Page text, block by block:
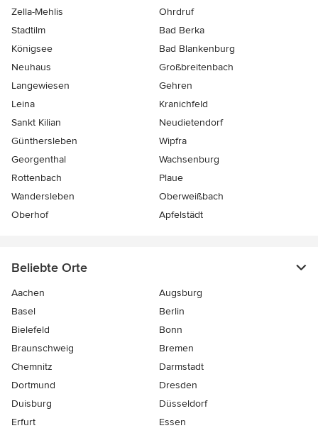
Zella-Mehlis
Ohrdruf
Stadtilm
Bad Berka
Königsee
Bad Blankenburg
Neuhaus
Großbreitenbach
Langewiesen
Gehren
Leina
Kranichfeld
Sankt Kilian
Neudietendorf
Günthersleben
Wipfra
Georgenthal
Wachsenburg
Rottenbach
Plaue
Wandersleben
Oberweißbach
Oberhof
Apfelstädt
Beliebte Orte
Aachen
Augsburg
Basel
Berlin
Bielefeld
Bonn
Braunschweig
Bremen
Chemnitz
Darmstadt
Dortmund
Dresden
Duisburg
Düsseldorf
Erfurt
Essen